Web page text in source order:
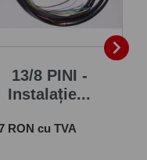
13/8 PINI -
Instalație...
RON cu TVA
